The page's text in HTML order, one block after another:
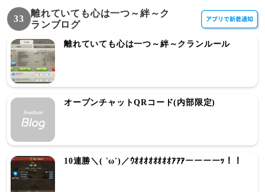
33
離れていても心は一つ～絆～ク
ランブログ
離れていても心は一つ～絆～クランルール
オープンチャットQRコード(内部限定)
10連勝＼( 'ω')／ｳｵｵｵｵｵｵｵｵｱｱｱーーーーｯ！！